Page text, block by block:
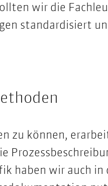
wir die
standardisiert
zu können,
haben wir auch